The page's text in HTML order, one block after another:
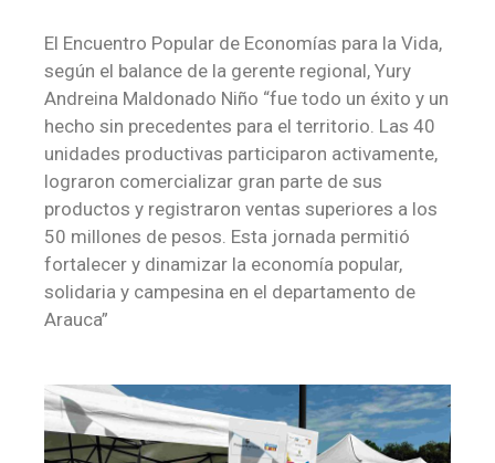
El Encuentro Popular de Economías para la Vida,
según el balance de la gerente regional, Yury
Andreina Maldonado Niño “fue todo un éxito y un
hecho sin precedentes para el territorio. Las 40
unidades productivas participaron activamente,
lograron comercializar gran parte de sus
productos y registraron ventas superiores a los
50 millones de pesos. Esta jornada permitió
fortalecer y dinamizar la economía popular,
solidaria y campesina en el departamento de
Arauca”